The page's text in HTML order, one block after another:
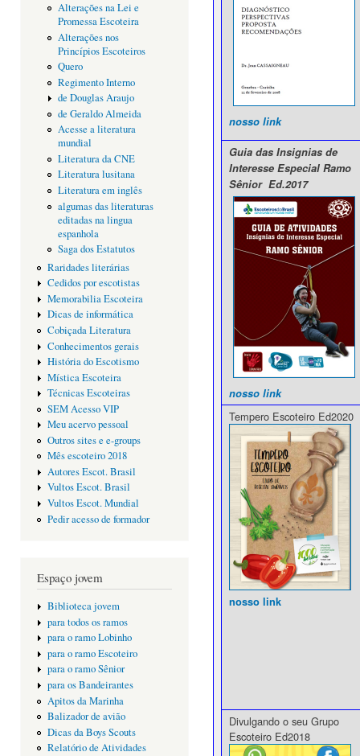
Alterações na Lei e
Promessa Escoteira
Alterações nos
Princípios Escoteiros
Quero
Regimento Interno
de Douglas Araujo
de Geraldo Almeida
Acesse a literatura
mundial
Literatura da CNE
Literatura lusitana
Literatura em inglês
algumas das literaturas
editadas na lingua
espanhola
Saga dos Estatutos
Raridades literárias
Cedidos por escotistas
Memorabilia Escoteira
Dicas de informática
Cobiçada Literatura
Conhecimentos gerais
História do Escotismo
Mística Escoteira
Técnicas Escoteiras
SEM Acesso VIP
Meu acervo pessoal
Outros sites e e-groups
Mês escoteiro 2018
Autores Escot. Brasil
Vultos Escot. Brasil
Vultos Escot. Mundial
Pedir acesso de formador
Espaço jovem
Biblioteca jovem
para todos os ramos
para o ramo Lobinho
para o ramo Escoteiro
para o ramo Sênior
para os Bandeirantes
Apitos da Marinha
Balizador de avião
Dicas da Boys Scouts
Relatório de Atividades
nosso link
Guia das Insignias de
Interesse Especial Ramo
Sênior Ed.2017
nosso link
Tempero Escoteiro Ed2020
nosso link
Divulgando o seu Grupo
Escoteiro Ed2018